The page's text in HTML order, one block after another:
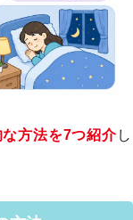
な方法を7つ紹介し